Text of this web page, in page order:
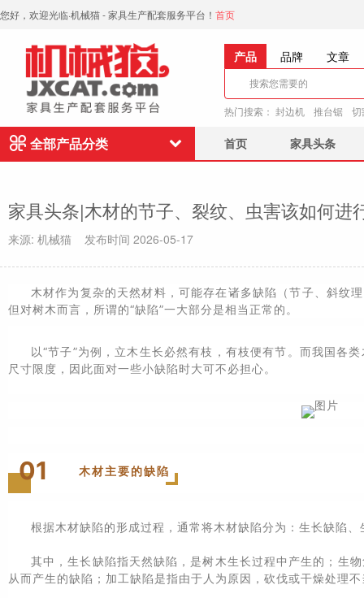
您好，欢迎光临·机械猫 - 家具生产配套服务平台！ 首页
产品 品牌 文章
热门搜索： 封边机 推台锯 切
全部产品分类 首页 家具头条
家具头条|木材的节子、裂纹、虫害该如何进
来源: 机械猫 发布时间 2026-05-17
木材作为复杂的天然材料，可能存在诸多缺陷（节子、斜纹
但对树木而言，所谓的“缺陷”一大部分是相当正常的。
以“节子”为例，立木生长必然有枝，有枝便有节。而我国各
尺寸限度，因此面对一些小缺陷时大可不必担心。
01 木材主要的缺陷
根据木材缺陷的形成过程，通常将木材缺陷分为：生长缺陷
其中，生长缺陷指天然缺陷，是树木生长过程中产生的；生
从而产生的缺陷；加工缺陷是指由于人为原因，砍伐或干燥处理